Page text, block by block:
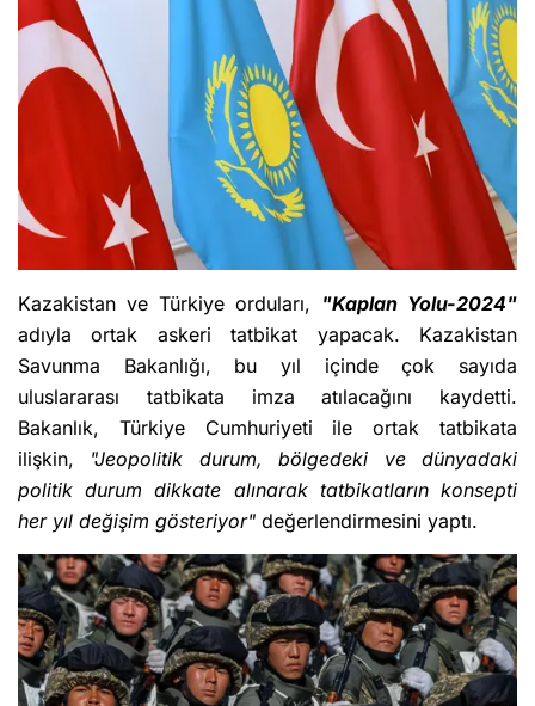
Kazakistan ve Türkiye orduları, "Kaplan Yolu-2024"
adıyla ortak askeri tatbikat yapacak. Kazakistan
Savunma Bakanlığı, bu yıl içinde çok sayıda
uluslararası tatbikata imza atılacağını kaydetti.
Bakanlık, Türkiye Cumhuriyeti ile ortak tatbikata
ilişkin, "Jeopolitik durum, bölgedeki ve dünyadaki
politik durum dikkate alınarak tatbikatların konsepti
her yıl değişim gösteriyor" değerlendirmesini yaptı.